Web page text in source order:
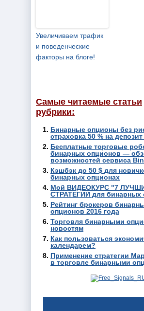
Увеличиваем трафик
и поведенческие
факторы на блоге!
Самые читаемые статьи
рубрики:
Бинарные опционы без
страховка 50 % на
Бесплатные торговые
бинарных опционов —
возможностей сервиса
Кэшбэк до 50 $ для
бинарных опционах
Мой ВИДЕОКУРС "7
СТРАТЕГИЙ для бинарных
Рейтинг брокеров
опционов 2016 года
Торговля бинарными
новостям
Как пользоваться
календарем?
Применение стратегии
в торговле бинарными